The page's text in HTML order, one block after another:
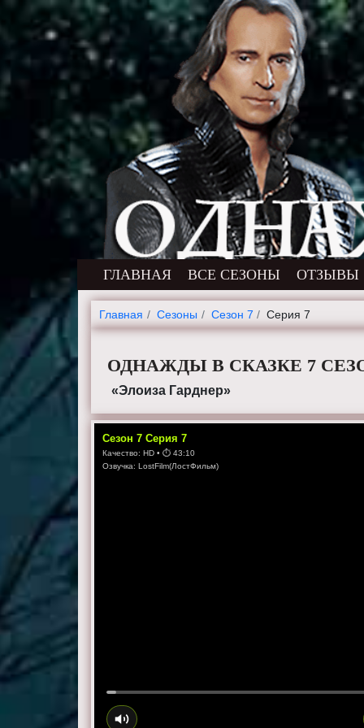
ГЛАВНАЯ ВСЕ СЕЗОНЫ ОТЗЫВЫ
Главная Cезоны Сезон 7 Серия 7
ОДНАЖДЫ В СКАЗКЕ 7
«Элоиза Гарднер»
Сезон7 Серия7
Качество:HD • ⏱43:10
Озвучка:LostFilm(ЛостФильм)